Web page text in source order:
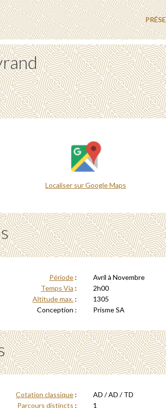
Localiser sur Google Maps
Période: Avril à Novembre
Temps Via : 2h00
Altitude max.: 1305
Conception : Prisme SA
Cotation classique: AD / AD / TD
Parcours distincts : 1